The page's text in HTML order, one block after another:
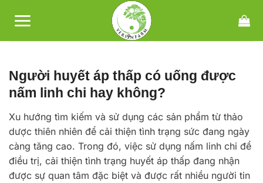
qua
Người huyết áp thấp có uống được
nấm linh chi hay không?
Xu hướng tìm kiếm và sử dụng các sản phẩm từ thảo
dược thiên nhiên để cải thiện tình trạng sức đang ngày
càng tăng cao. Trong đó, việc sử dụng nấm linh chi để
điều trị, cải thiện tình trạng huyết áp thấp đang nhận
được sự quan tâm đặc biệt và được rất nhiều người tin